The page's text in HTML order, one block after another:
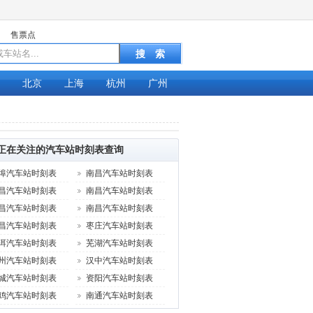
售票点
北京 上海 杭州 广州
在关注的汽车站时刻表查询
汽车站时刻表
南昌汽车站时刻表
汽车站时刻表
南昌汽车站时刻表
汽车站时刻表
南昌汽车站时刻表
汽车站时刻表
枣庄汽车站时刻表
汽车站时刻表
芜湖汽车站时刻表
汽车站时刻表
汉中汽车站时刻表
汽车站时刻表
资阳汽车站时刻表
汽车站时刻表
南通汽车站时刻表